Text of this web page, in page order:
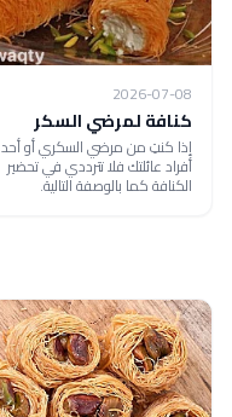
2026-07-08
كنافة لمرضي السكر
إذا كنتِ من مرضي السكري أو أحد
أفراد عائلتك فلا تترددي في تحضير
الكنافة كما بالوصفة التالية.